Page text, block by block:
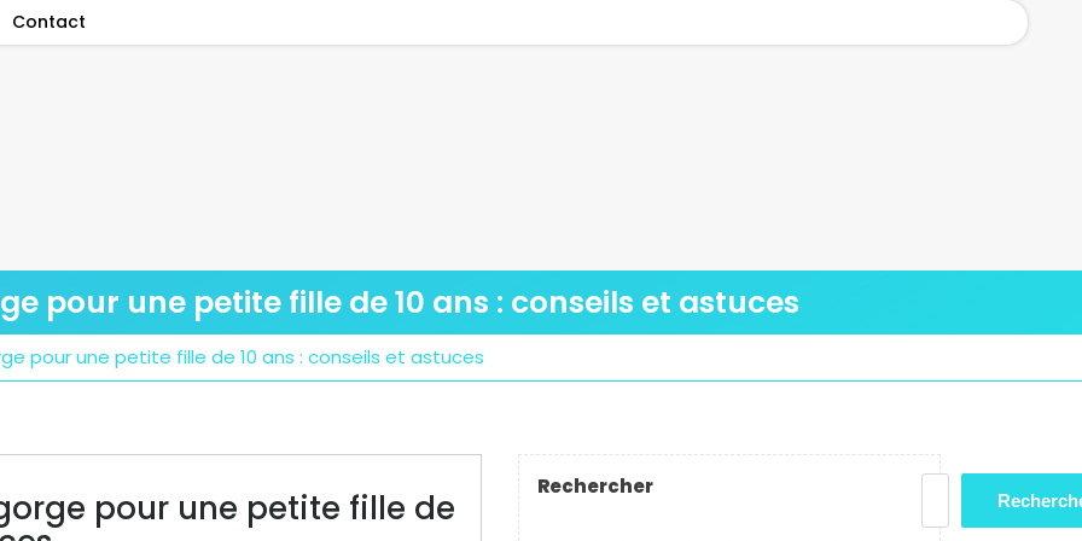
Contact
pour une petite fille de 10 ans : conseils et astuces
pour une petite fille de 10 ans : conseils et astuces
pour une petite fille de
Rechercher